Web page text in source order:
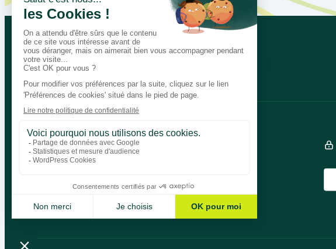
Let’s talk about your educational needs, we
Bégénat
Level of education
Return policy